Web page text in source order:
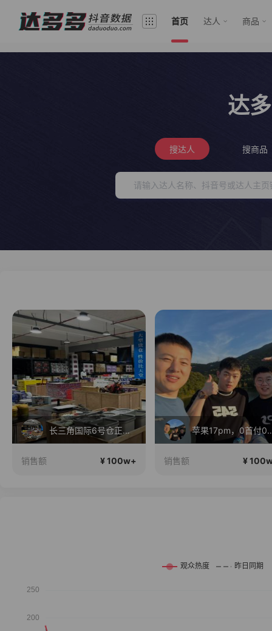
首页 达人 商品
达
搜达人 搜商品
长三角国际6号仓正在直播
销售额 ¥ 100w+
苹果17pm，0首付0利息！
销售额 ¥ 100w+